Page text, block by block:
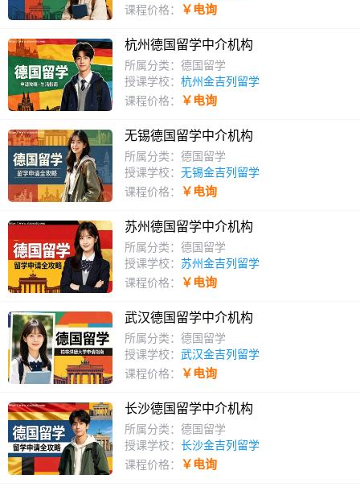
课程价格：
￥电询
杭州德国留学中介机构
所属分类：德国留学
授课学校： 杭州金吉列留学
课程价格：
￥电询
无锡德国留学中介机构
所属分类：德国留学
授课学校： 无锡金吉列留学
课程价格：
￥电询
苏州德国留学中介机构
所属分类：德国留学
授课学校： 苏州金吉列留学
课程价格：
￥电询
武汉德国留学中介机构
所属分类：德国留学
授课学校： 武汉金吉列留学
课程价格：
￥电询
长沙德国留学中介机构
所属分类：德国留学
授课学校： 长沙金吉列留学
课程价格：
￥电询